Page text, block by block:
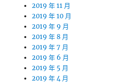
2019 年 11 月
2019 年 10 月
2019 年 9 月
2019 年 8 月
2019 年 7 月
2019 年 6 月
2019 年 5 月
2019 年 4 月